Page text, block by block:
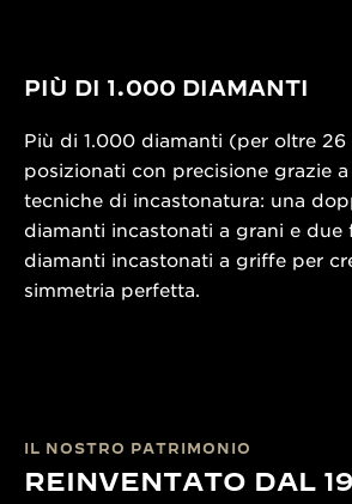
PIÙ DI 1.000 DIAMANTI
Più di 1.000 diamanti (per oltre 26
posizionati con precisione grazie
tecniche di incastonatura: una
diamanti incastonati a grani e due
diamanti incastonati a griffe per
simmetria perfetta.
IL NOSTRO PATRIMONIO
REINVENTATO DAL